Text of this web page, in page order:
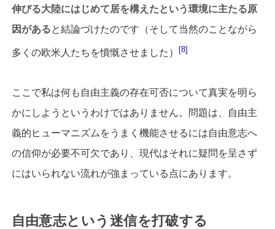
伸びる大陸にはじめて居を構えたという環境に主たる原
因があると結論づけたのです（そして当然のことながら
多くの欧米人たちを憤慨させました） 8
ここで私は何も自由主義の存在可否について真実を明ら
かにしようというわけではありません。問題は、自由主
義的ヒューマニズムをうまく機能させるには自由意志へ
の信仰が必要不可欠であり、現代はそれに疑問を呈さず
にはいられない流れが強まっている点にあります。
自由意志という迷信を打破する